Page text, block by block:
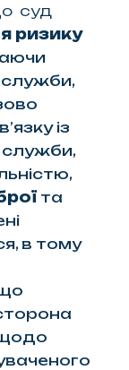
суд
ризику
служби,
із
служби,
та
в тому